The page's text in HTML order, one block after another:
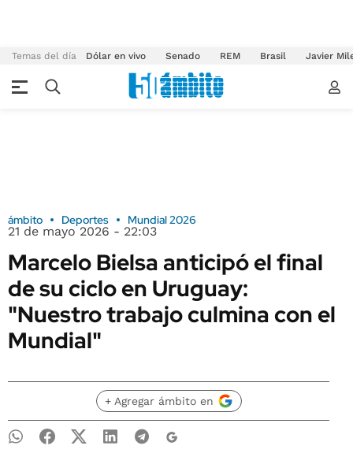
Temas del día Dólar en vivo Senado REM Brasil Javier
ámbito Deportes Mundial 2026
21 de mayo 2026 - 22:03
Marcelo Bielsa anticipó el final
de su ciclo en Uruguay:
"Nuestro trabajo culmina con el
Mundial"
+ Agregar ámbito en